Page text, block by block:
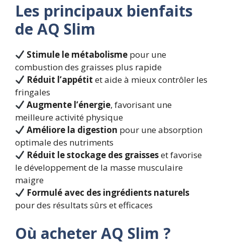
Les principaux bienfaits
de AQ Slim
Stimule le métabolisme pour une
combustion des graisses plus rapide
Réduit l’appétit et aide à mieux contrôler les
fringales
Augmente l’énergie, favorisant une
meilleure activité physique
Améliore la digestion pour une absorption
optimale des nutriments
Réduit le stockage des graisseset favorise
le développement de la masse musculaire
maigre
Formulé avec des ingrédients naturels
pour des résultats sûrs et efficaces
Où acheter AQ Slim ?